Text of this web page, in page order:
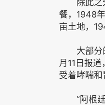
除此之外
餐，1948
亩土地，
大部分的
月11日报
受着哮喘和
“阿根廷